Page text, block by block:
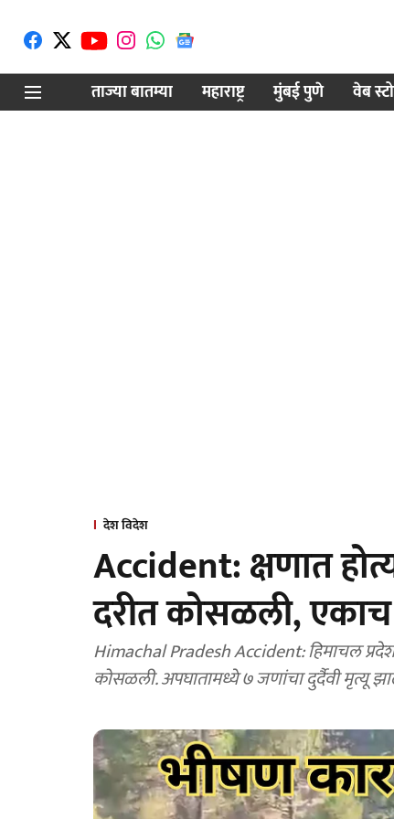
ताज्या बातम्या
महाराष्ट्र मुंबई पुणे वेब
देश विदेश
Accident: क्षणात
दरीत कोसळली,
Himachal Pradesh Accident: हिमाचल
कोसळली. अपघातामध्ये ७ जणांचा दुर्दैवी मृत्यू